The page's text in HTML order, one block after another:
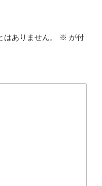
ありません。 ※ が付